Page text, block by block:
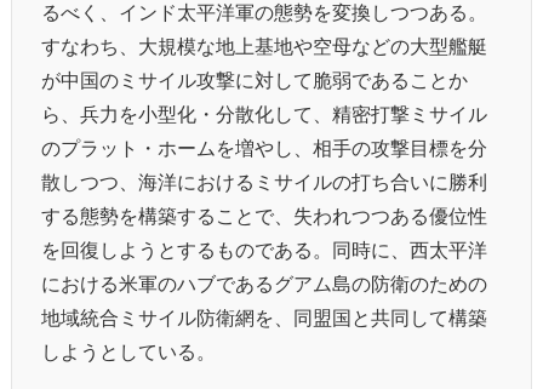
るべく、インド太平洋軍の態勢を変換しつつある。
すなわち、大規模な地上基地や空母などの大型艦艇
が中国のミサイル攻撃に対して脆弱であることか
ら、兵力を小型化・分散化して、精密打撃ミサイル
のプラット・ホームを増やし、相手の攻撃目標を分
散しつつ、海洋におけるミサイルの打ち合いに勝利
する態勢を構築することで、失われつつある優位性
を回復しようとするものである。同時に、西太平洋
における米軍のハブであるグアム島の防衛のための
地域統合ミサイル防衛網を、同盟国と共同して構築
しようとしている。